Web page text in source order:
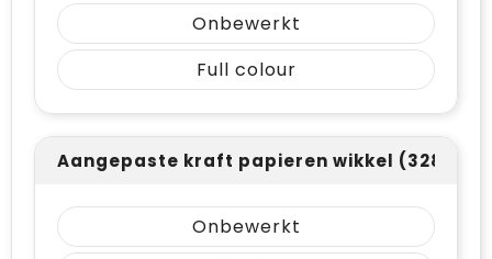
Onbewerkt
Full colour
Aangepaste kraft papieren wikkel (328 x
Onbewerkt